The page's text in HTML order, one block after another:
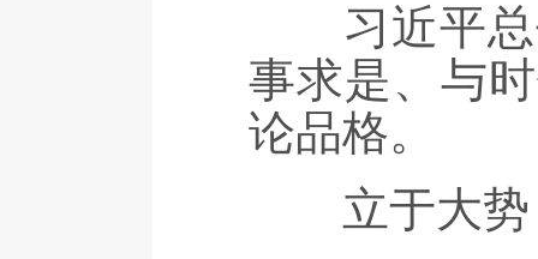
习近平总
事求是、与
论品格。
立于大势